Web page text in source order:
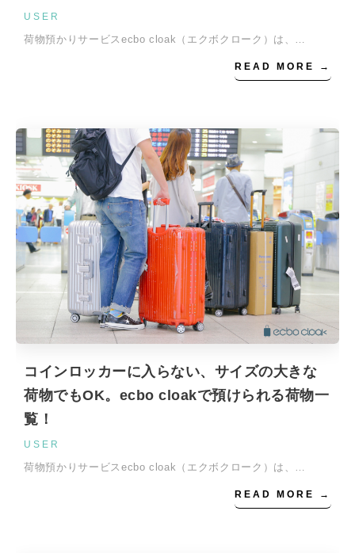
USER
荷物預かりサービスecbo cloak（エクボクローク）は、…
READ MORE →
コインロッカーに入らない、サイズの大きな
荷物でもOK。ecbo cloakで預けられる荷物一
覧！
USER
荷物預かりサービスecbo cloak（エクボクローク）は、…
READ MORE →